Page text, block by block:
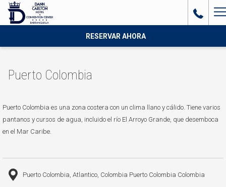
RESERVAR AHORA
Puerto Colombia
Puerto Colombia es una zona costera con un clima llano y cálido. Tiene varios
pantanos y cursos de agua, incluido el río El Arroyo Grande, que desemboca
en el Mar Caribe.
Puerto Colombia, Atlantico, Colombia Puerto Colombia Colombia